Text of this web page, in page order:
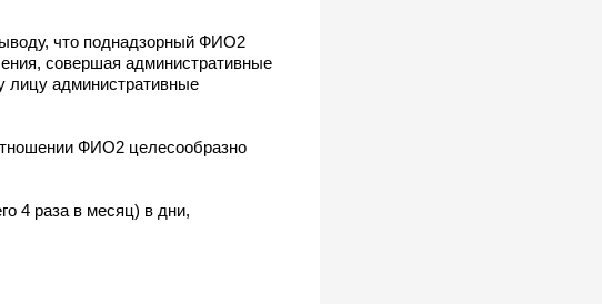
что поднадзорный ФИО2
совершая административные
лицу административные
ФИО2 целесообразно
4 раза в месяц) в дни,